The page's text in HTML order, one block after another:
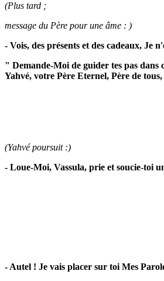
(Plus tard ;
message du Père pour une âme : )
- Vois, des présents et des cadeaux, Je
" Demande-Moi de guider tes pas dans
Yahvé, votre Père Eternel, Père de
(Yahvé poursuit :)
- Loue-Moi, Vassula, prie et soucie-toi
- Autel ! Je vais placer sur toi Mes